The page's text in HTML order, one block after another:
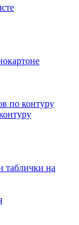
по контуру
на